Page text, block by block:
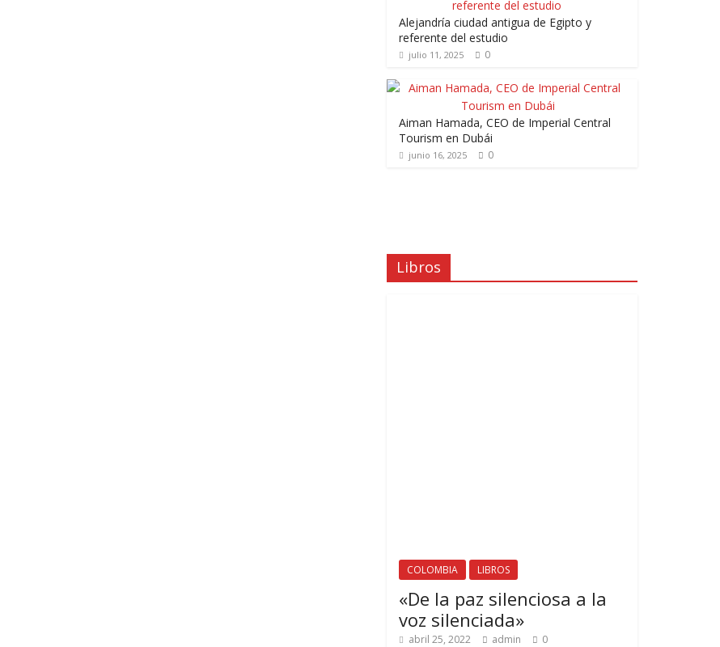
Alejandría ciudad antigua de Egipto y
referente del estudio
julio 11, 2025 0
Aiman Hamada, CEO de Imperial Central
Tourism en Dubái
junio 16, 2025 0
Libros
COLOMBIA LIBROS
«De la paz silenciosa a la
voz silenciada»
abril 25, 2022 admin 0